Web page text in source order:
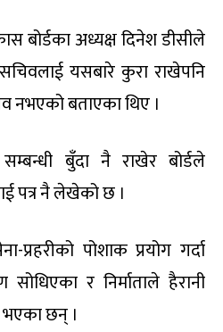
बोर्डका अध्यक्ष दिनेश डीसीले
यसबारे कुरा राखेपनि
नभएको बताएका थिए ।
बुँदा नै राखेर बोर्डले
पत्र नै लेखेको छ ।
प्रहरीको पोशाक प्रयोग गर्दा
र निर्माताले हैरानी
छन् ।